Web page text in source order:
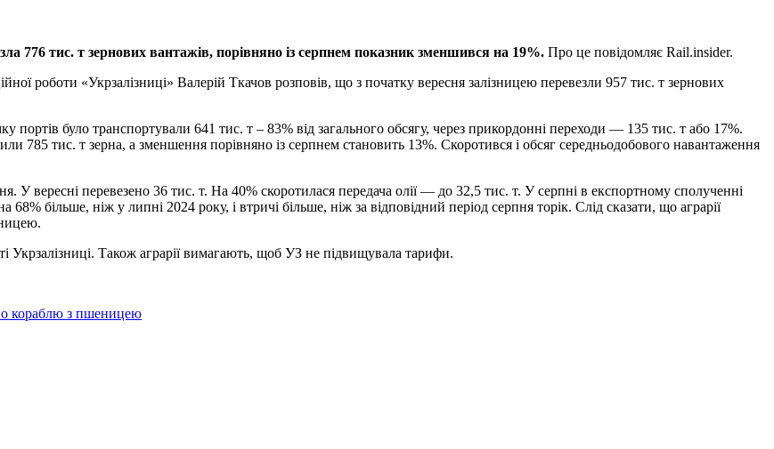
776 тис. т зернових вантажів, порівняно із серпнем показник зменшився на 19%. Про це повідомляє Rail.insider.
роботи «Укрзалізниці» Валерій Ткачов розповів, що з початку вересня залізницею перевезли 957 тис. т зернових
було транспортували 641 тис. т – 83% від загального обсягу, через прикордонні переходи — 135 тис. т або 17%.
785 тис. т зерна, а зменшення порівняно із серпнем становить 13%. Скоротився і обсяг середньодобового навантаження
вересні перевезено 36 тис. т. На 40% скоротилася передача олії — до 32,5 тис. т. У серпні в експортному сполученні
більше, ніж у липні 2024 року, і втричі більше, ніж за відповідний період серпня торік. Слід сказати, що аграрії
Також аграрії вимагають, щоб УЗ не підвищувала тарифи.
кораблю з пшеницею